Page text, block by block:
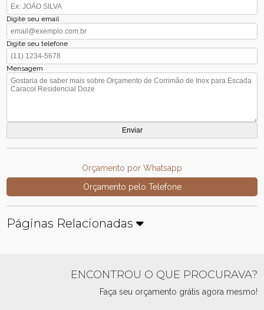
Digite seu email
Digite seu telefone
Mensagem
Orçamento por Whatsapp
Orçamento pelo Telefone
Páginas Relacionadas
ENCONTROU O QUE PROCURAVA?
Faça seu orçamento grátis agora mesmo!